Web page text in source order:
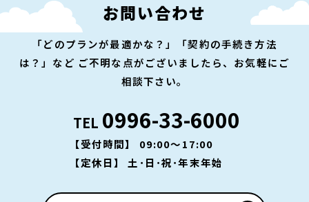
お問い合わせ
「どのプランが最適かな？」「契約の手続き方法
は？」など ご不明な点がございましたら、お気軽にご
相談下さい。
TEL 0996-33-6000
【受付時間】 09:00～17:00
【定休日】 土･日･祝･年末年始